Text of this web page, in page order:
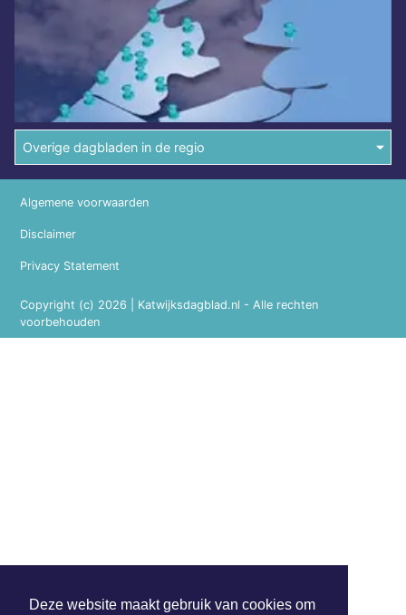
Deze website maakt gebruik van cookies om
Overige dagbladen in de regio
Copyright (c) 2026 | Katwijksdagblad.nl - Alle rechten
voorbehouden
Algemene voorwaarden
Disclaimer
Privacy Statement